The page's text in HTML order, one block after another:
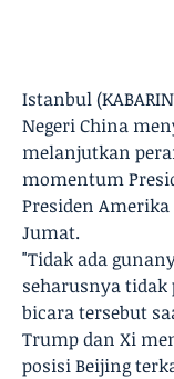
Istanbul
Negeri China
melanjutkan
momentum
Presiden
Jumat.
"Tidak ada
seharusnya tidak
bicara tersebut
Trump dan Xi
posisi Beijing